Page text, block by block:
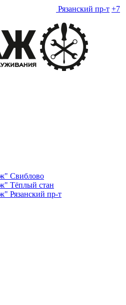
Рязанский пр-т +7
Свиблово
Тёплый стан
Рязанский пр-т